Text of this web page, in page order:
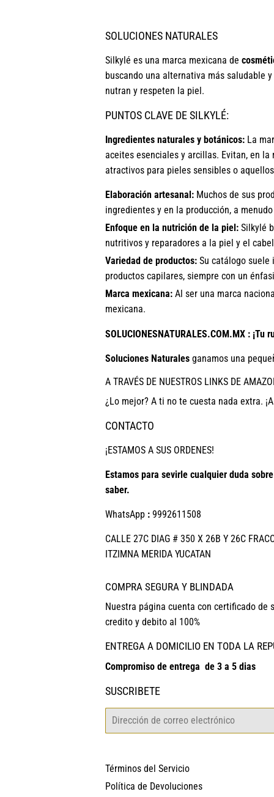
SOLUCIONES NATURALES
Silkylé es una marca mexicana de
buscando una alternativa más saludable
nutran y respeten la piel.
PUNTOS CLAVE DE SILKYLÉ:
Ingredientes naturales y botánicos: La
aceites esenciales y arcillas. Evitan, en
atractivos para pieles sensibles o
Elaboración artesanal: Muchos de sus
ingredientes y en la producción, a
Enfoque en la nutrición de la piel: Silkylé
nutritivos y reparadores a la piel y el
Variedad de productos: Su catálogo suele
productos capilares, siempre con un
Marca mexicana: Al ser una marca
mexicana.
SOLUCIONESNATURALES.COM.MX :
Soluciones Naturales ganamos una
A TRAVÉS DE NUESTROS LINKS DE
¿Lo mejor? A ti no te cuesta nada extra.
CONTACTO
¡ESTAMOS A SUS ORDENES!
Estamos para sevirle cualquier duda
saber.
WhatsApp : 9992611508
CALLE 27C DIAG # 350 X 26B Y 26C
ITZIMNA MERIDA YUCATAN
COMPRA SEGURA Y BLINDADA
Nuestra página cuenta con certificado de
credito y debito al 100%
ENTREGA A DOMICILIO EN TODA LA
Compromiso de entrega de 3 a 5 dias
SUSCRIBETE
Correo
Términos del Servicio
Política de Devoluciones